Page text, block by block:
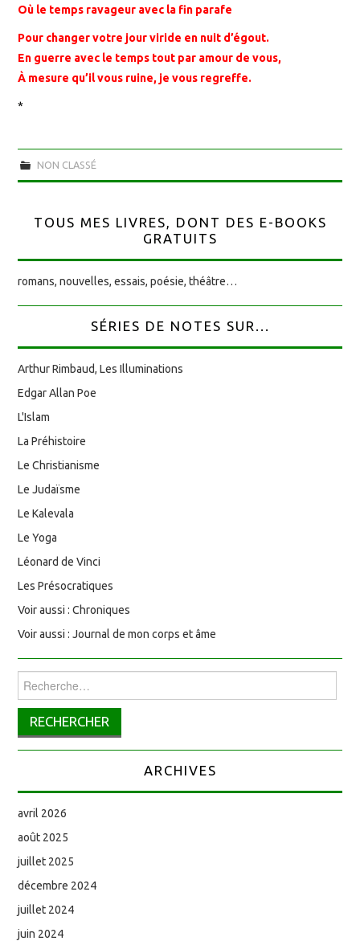
Où le temps ravageur avec la fin parafe
Pour changer votre jour viride en nuit d’égout.
En guerre avec le temps tout par amour de vous,
À mesure qu’il vous ruine, je vous regreffe.
*
NON CLASSÉ
TOUS MES LIVRES, DONT DES E-BOOKS
GRATUITS
romans, nouvelles, essais, poésie, théâtre…
SÉRIES DE NOTES SUR...
Arthur Rimbaud, Les Illuminations
Edgar Allan Poe
L'Islam
La Préhistoire
Le Christianisme
Le Judaïsme
Le Kalevala
Le Yoga
Léonard de Vinci
Les Présocratiques
Voir aussi : Chroniques
Voir aussi : Journal de mon corps et âme
Rechercher :
ARCHIVES
avril 2026
août 2025
juillet 2025
décembre 2024
juillet 2024
juin 2024